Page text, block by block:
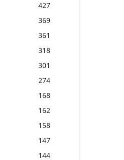
427
369
361
318
301
274
168
162
158
147
144